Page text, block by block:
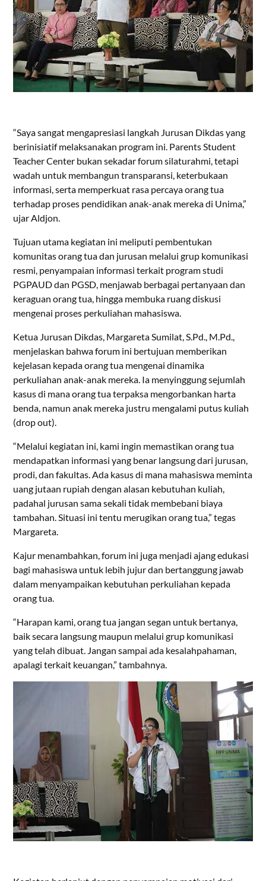
“Saya sangat mengapresiasi langkah Jurusan Dikdas yang
berinisiatif melaksanakan program ini. Parents Student
Teacher Center bukan sekadar forum silaturahmi, tetapi
wadah untuk membangun transparansi, keterbukaan
informasi, serta memperkuat rasa percaya orang tua
terhadap proses pendidikan anak-anak mereka di Unima,”
ujar Aldjon.
Tujuan utama kegiatan ini meliputi pembentukan
komunitas orang tua dan jurusan melalui grup komunikasi
resmi, penyampaian informasi terkait program studi
PGPAUD dan PGSD, menjawab berbagai pertanyaan dan
keraguan orang tua, hingga membuka ruang diskusi
mengenai proses perkuliahan mahasiswa.
Ketua Jurusan Dikdas, Margareta Sumilat, S.Pd., M.Pd.,
menjelaskan bahwa forum ini bertujuan memberikan
kejelasan kepada orang tua mengenai dinamika
perkuliahan anak-anak mereka. Ia menyinggung sejumlah
kasus di mana orang tua terpaksa mengorbankan harta
benda, namun anak mereka justru mengalami putus kuliah
(drop out).
“Melalui kegiatan ini, kami ingin memastikan orang tua
mendapatkan informasi yang benar langsung dari jurusan,
prodi, dan fakultas. Ada kasus di mana mahasiswa meminta
uang jutaan rupiah dengan alasan kebutuhan kuliah,
padahal jurusan sama sekali tidak membebani biaya
tambahan. Situasi ini tentu merugikan orang tua,” tegas
Margareta.
Kajur menambahkan, forum ini juga menjadi ajang edukasi
bagi mahasiswa untuk lebih jujur dan bertanggung jawab
dalam menyampaikan kebutuhan perkuliahan kepada
orang tua.
“Harapan kami, orang tua jangan segan untuk bertanya,
baik secara langsung maupun melalui grup komunikasi
yang telah dibuat. Jangan sampai ada kesalahpahaman,
apalagi terkait keuangan,” tambahnya.